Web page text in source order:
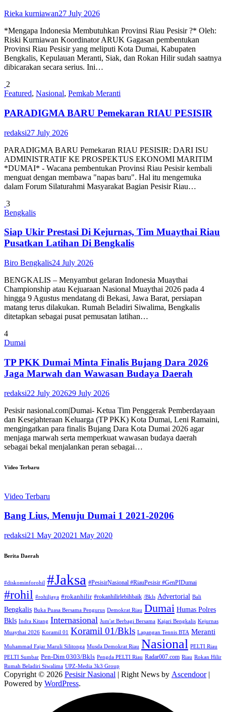
Rieka kurniawan27 July 2026
*Mengapa Indonesia Membutuhkan Provinsi Riau Pesisir ?* Oleh:
Riski Kurniawan Koordinator ARUK Gagasan pembentukan
Provinsi Riau Pesisir yang meliputi Kota Dumai, Kabupaten
Bengkalis, Kepulauan Meranti, Siak, dan Rokan Hilir sudah saatnya
dibicarakan secara serius. Ini…
2
Featured, Nasional, Pemkab Meranti
PARADIGMA BARU Pemekaran RIAU PESISIR
redaksi27 July 2026
PARADIGMA BARU Pemekaran RIAU PESISIR: DARI ISU
ADMINISTRATIF KE PROSPEKTUS EKONOMI MARITIM
*DUMAI* - Wacana pembentukan Provinsi Riau Pesisir kembali
menguat dengan membawa "napas baru". Hal itu mengemuka
dalam Forum Silaturahmi Masyarakat Bagian Pesisir Riau…
3
Bengkalis
Siap Ukir Prestasi Di Kejurnas, Tim Muaythai Riau
Pusatkan Latihan Di Bengkalis
Biro Bengkalis24 July 2026
BENGKALIS – Menyambut gelaran Indonesia Muaythai
Championship atau Kejuaraan Nasional Muaythai 2026 pada 4
hingga 9 Agustus mendatang di Bekasi, Jawa Barat, persiapan
matang terus dilakukan. Rumah Beladiri Siwalima, Bengkalis
ditetapkan sebagai pusat pemusatan latihan…
4
Dumai
TP PKK Dumai Minta Finalis Bujang Dara 2026
Jaga Marwah dan Wawasan Budaya Daerah
redaksi22 July 202629 July 2026
Pesisir nasional.com|Dumai- Ketua Tim Penggerak Pemberdayaan
dan Kesejahteraan Keluarga (TP PKK) Kota Dumai, Leni Ramaini,
mengingatkan para finalis Bujang Dara Kota Dumai 2026 agar
menjaga marwah serta memperkuat wawasan budaya daerah
sebagai bekal menjalankan peran sebagai…
Video Terbaru
Video Terbaru
Bang Lius, Menuju Dumai 1 2021-20206
redaksi21 May 202021 May 2020
Berita Daerah
#diskominforohil #Jaksa #PesisirNasional #RiauPesisir #GenPIDumai
#rohil #rohiljaya #rokanhilir #rokanhilirlebihbaik /Bkls Advertorial Bali
Bengkalis Buka Puasa Bersama Pengurus Demokrat Riau Dumai Humas Polres
Bkls Indra Kitang Internasional Jum'at Berbagi Bersama Kajari Bengkalis Kejurnas
Muaythai 2026 Koramil 01 Koramil 01/Bkls Lapangan Tennis BTA Meranti
Muhammad Fajar Maruli Silitonga Musda Demokrat Riau Nasional PELTI Riau
PELTI Sumbar Pen-Dim 0303/Bkls Pengda PELTI Riau Radar007.com Riau Rokan Hilir
Rumah Beladiri Siwalima UPZ-Media 3k3 Group
Copyright © 2026 Pesisir Nasional | Right News by Ascendoor|
Powered by WordPress.